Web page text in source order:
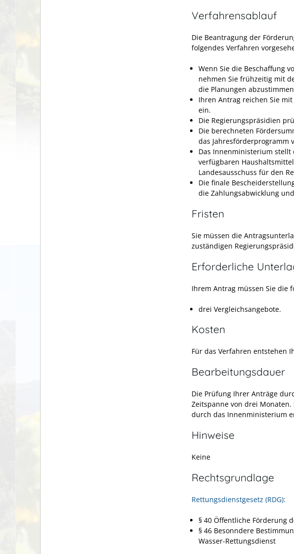
Verfahrensablauf
Die Beantragung der
folgendes Verfahren
Wenn Sie die Beschaffung
nehmen Sie frühzeitig mit
die Planungen
Ihren Antrag reichen Sie
ein.
Die Regierungspräsidien
Die berechneten
das Jahresförderprogramm
Das Innenministerium stellt
verfügbaren
Landesausschuss für den
Die finale
die Zahlungsabwicklung
Fristen
Sie müssen die
zuständigen
Erforderliche
Ihrem Antrag müssen Sie die
drei Vergleichsangebote.
Kosten
Für das Verfahren entstehen
Bearbeitungsdauer
Die Prüfung Ihrer Anträge
Zeitspanne von drei
durch das Innenministerium
Hinweise
Keine
Rechtsgrundlage
Rettungsdienstgesetz (RDG):
§ 40 Öffentliche Förderung
§ 46 Besonndere
Wasser-Rettungsdienst